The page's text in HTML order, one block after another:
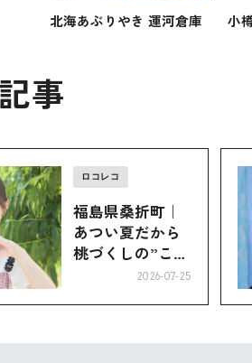
北海あぶりやき 運河倉庫 小
事
ロコレコ
福島県桑折町｜
あつい夏だから
桃づくしの”こお
2026-07-25